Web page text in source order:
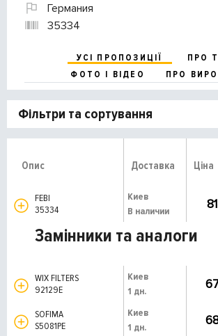
Германия
35334
УСІ ПРОПОЗИЦІЇ
ПРО
ФОТО І ВІДЕО
ПРО
Фільтри та сортування
Опис Доставка Ціна
FEBI
35334
Киев
В наличии
Замінники та аналоги
WIX FILTERS
92129E
Киев
1 дн.
SOFIMA
S5081PE
Киев
1 дн.